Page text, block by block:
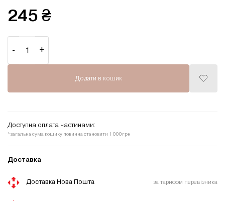
в
0
5
245 ₴
Додати в кошик
Доступна оплата частинами:
*загальна сума кошику повинна становити 1 000грн
Доставка
Доставка Нова Пошта за тарифом перевізника